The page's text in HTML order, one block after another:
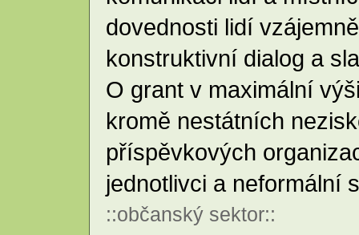
dovednosti lidí
konstruktivní dialog a
O grant v maximální
kromě nestátních
příspěvkových
jednotlivci a neformální
::občanský sektor::